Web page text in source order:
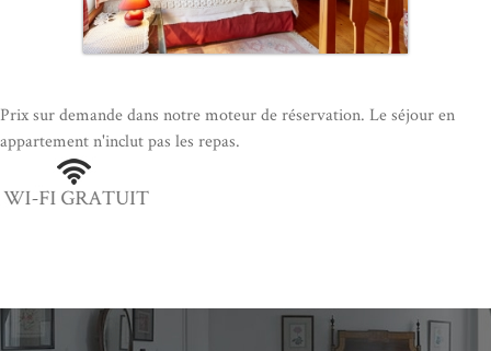
Prix ​​sur demande dans notre moteur de réservation. Le séjour en
appartement n'inclut pas les repas.